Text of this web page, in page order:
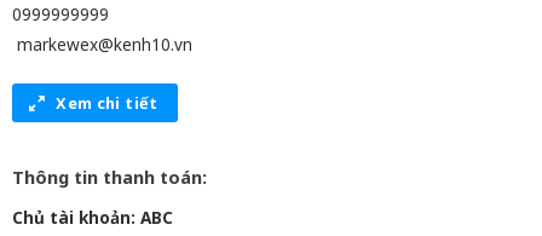
0999999999
markewex@kenh10.vn
Xem chi tiết
Thông tin thanh toán:
Chủ tài khoản: ABC